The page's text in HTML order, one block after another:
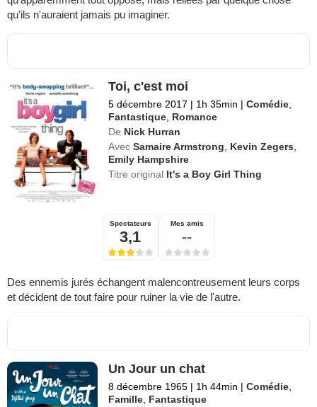
qu'ils n'auraient jamais pu imaginer.
Toi, c'est moi
5 décembre 2017 | 1h 35min | Comédie
Fantastique Romance
De Nick Hurran
Avec Samaire Armstrong Kevin Zegers
Emily Hampshire
Titre original It's a Boy Girl Thing
Spectateurs
3,1
Mes amis
--
Des ennemis jurés échangent malencontreusement leurs corps
et décident de tout faire pour ruiner la vie de l'autre.
Un Jour un chat
8 décembre 1965 | 1h 44min | Comédie
Famille Fantastique